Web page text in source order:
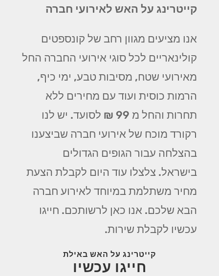
קייטרינג על האש לאירועי חברה
אנו מציעים מגוון רחב של קונספטים
קולינאריים לכל סוגי אירועי החברה החל
מאירועי שטח, מסיבות טבע, ימי כיף,
הרמות כוסית ועוד עם מחירים ללא
תחרות והחל מ 99 ₪ לסועד. יש לנו
רקורד מוכח של אירועי חברה שביצענו
בהצלחה עבור הגופים הגדולים
בישראל. צלצלו עוד היום לקבלת הצעת
מחיר משתלמת במיוחד לאירוע חברה
הבא שלכם. אנו כאן לרשותכם. חייגו
עכשיו לקבלת שירות.
קייטרינג על האש באילת
חייגו עכשיו